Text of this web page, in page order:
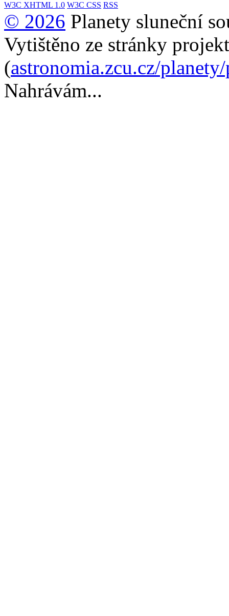
W3C XHTML 1.0 W3C CSS RSS
© 2026 Planety sluneční
Vytištěno ze stránky
(astronomia.zcu.cz/
Nahrávám...